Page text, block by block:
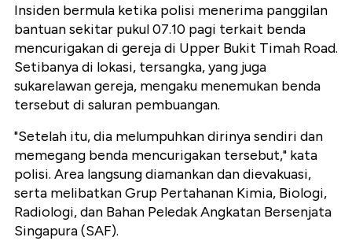
Insiden bermula ketika polisi menerima panggilan
bantuan sekitar pukul 07.10 pagi terkait benda
mencurigakan di gereja di Upper Bukit Timah Road.
Setibanya di lokasi, tersangka, yang juga
sukarelawan gereja, mengaku menemukan benda
tersebut di saluran pembuangan.
"Setelah itu, dia melumpuhkan dirinya sendiri dan
memegang benda mencurigakan tersebut," kata
polisi. Area langsung diamankan dan dievakuasi,
serta melibatkan Grup Pertahanan Kimia, Biologi,
Radiologi, dan Bahan Peledak Angkatan Bersenjata
Singapura (SAF).